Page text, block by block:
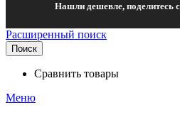
Нашли дешевле, поделитесь
Расширенный поиск
Поиск
Сравнить товары
Меню